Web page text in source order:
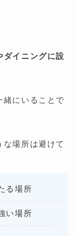
ダイニングに設
緒にいることで
場所は避けて
る場所
い場所